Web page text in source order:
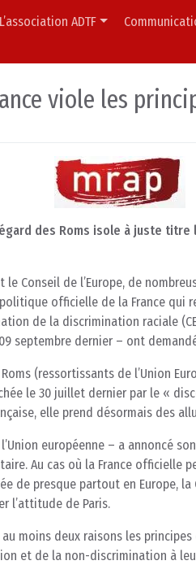
L’association ADTF
viole les
des Roms isole à juste titre
le Conseil de l’Europe, de
officielle de la France qui
de la discrimination raciale
septembre dernier – ont
(ressortissants de l’Union
le 30 juillet dernier par le «
elle prend désormais des
européenne – a annoncé
Au cas où la France officielle
de presque partout en Europe,
l’attitude de Paris.
moins deux raisons les
et de la non-discrimination à